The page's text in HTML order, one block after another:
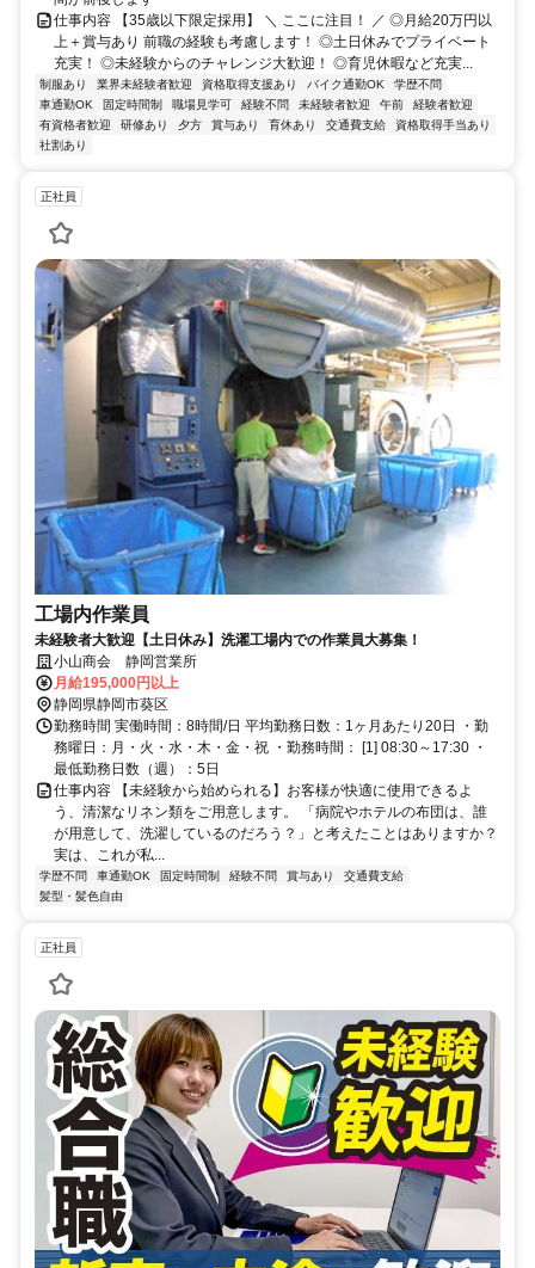
仕事内容 【35歳以下限定採用】 ＼ ここに注目！ ／ ◎月給20万円以
上＋賞与あり 前職の経験も考慮します！ ◎土日休みでプライベート
充実！ ◎未経験からのチャレンジ大歓迎！ ◎育児休暇など充実...
制服あり 業界未経験者歓迎 資格取得支援あり バイク通勤OK
学歴不問
車通勤OK
固定時間制 職場見学可 経験不問 未経験者歓迎 午前
経験者歓迎
有資格者歓迎
研修あり 夕方 賞与あり 育休あり 交通費支給
資格取得手当あり
社割あり
正社員
工場内作業員
未経験者大歓迎【土日休み】洗濯工場内での作業員大募集！
小山商会 静岡営業所
月給195,000円以上
静岡県静岡市葵区
勤務時間 実働時間：8時間/日 平均勤務日数：1ヶ月あたり20日 ・勤
務曜日：月・火・水・木・金・祝 ・勤務時間： [1] 08:30～17:30 ・
最低勤務日数（週）：5日
仕事内容 【未経験から始められる】お客様が快適に使用できるよ
う、清潔なリネン類をご用意します。 「病院やホテルの布団は、誰
が用意して、洗濯しているのだろう？」と考えたことはありますか？
実は、これが私...
学歴不問 車通勤OK 固定時間制 経験不問 賞与あり
交通費支給
髪型・髪色自由
正社員